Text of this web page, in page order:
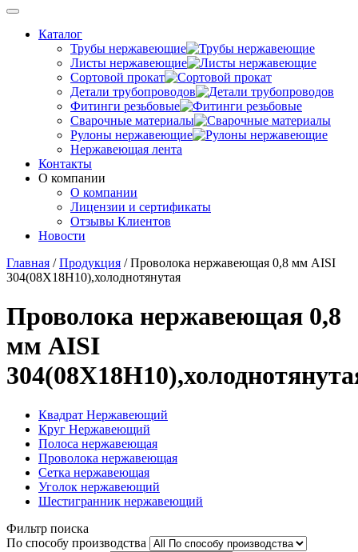
Каталог
Трубы нержавеющие
Листы нержавеющие
Сортовой прокат
Детали трубопроводов
Фитинги резьбовые
Сварочные материалы
Рулоны нержавеющие
Нержавеющая лента
Контакты
О компании
О компании
Лицензии и сертификаты
Отзывы Клиентов
Новости
Главная /Продукция /Проволока нержавеющая 0,8 мм AISI
304(08Х18Н10),холоднотянутая
Проволока нержавеющая 0,8
мм AISI
Квадрат Нержавеющий
Круг Нержавеющий
Полоса нержавеющая
Проволока нержавеющая
Сетка нержавеющая
Уголок нержавеющий
Шестигранник нержавеющий
Фильтр поиска
По способу производства